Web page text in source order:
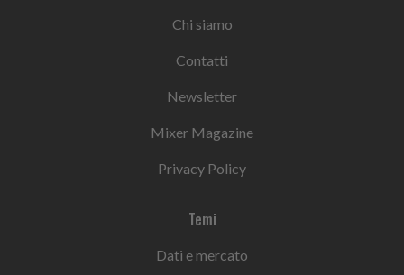
Chi siamo
Contatti
Newsletter
Mixer Magazine
Privacy Policy
Temi
Dati e mercato